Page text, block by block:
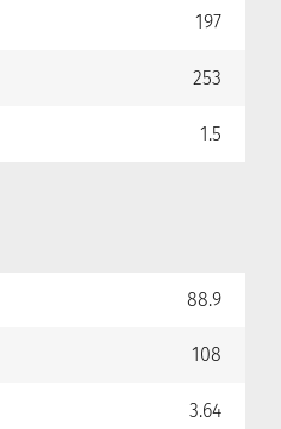
197
253
1.5
88.9
108
3.64